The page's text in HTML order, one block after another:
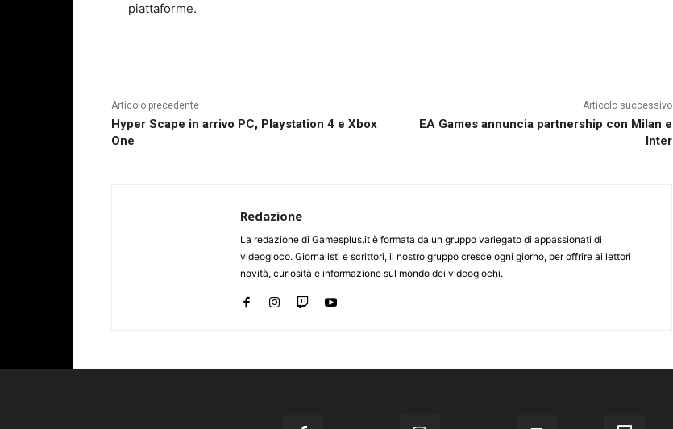
piattaforme.
Articolo precedente
Hyper Scape in arrivo PC, Playstation 4 e Xbox
One
Articolo successivo
EA Games annuncia partnership con Milan e
Inter
Redazione
La redazione di Gamesplus.it è formata da un gruppo variegato di appassionati di
videogioco. Giornalisti e scrittori, il nostro gruppo cresce ogni giorno, per offrire ai lettori
novità, curiosità e informazione sul mondo dei videogiochi.